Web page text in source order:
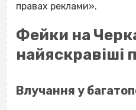
правах реклами».
Фейки на
найяскравіші
Влучання у